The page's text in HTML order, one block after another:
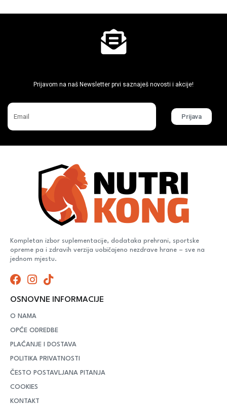
Prijavom na naš Newsletter prvi saznaješ novosti i akcije!
Prijava
Kompletan izbor suplementacije, dodataka prehrani, sportske
opreme pa i zdravih verzija uobičajeno nezdrave hrane – sve na
jednom mjestu.
OSNOVNE INFORMACIJE
O NAMA
OPĆE ODREDBE
PLAĆANJE I DOSTAVA
POLITIKA PRIVATNOSTI
ČESTO POSTAVLJANA PITANJA
COOKIES
KONTAKT